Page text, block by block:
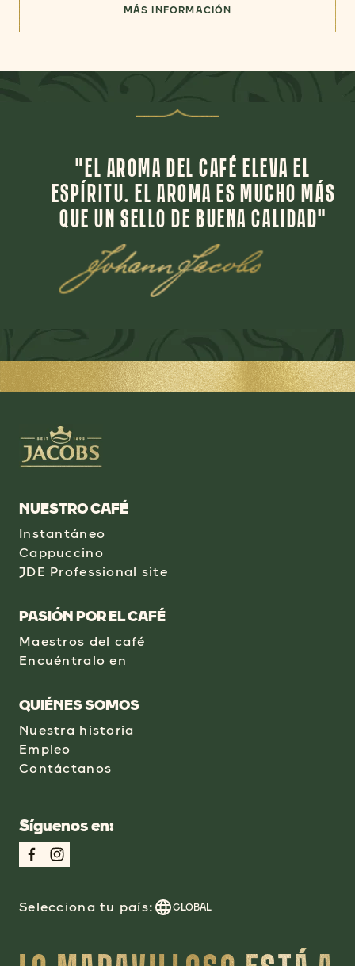
MÁS INFORMACIÓN
"EL AROMA DEL CAFÉ ELEVA EL
ESPÍRITU. EL AROMA ES MUCHO MÁS
QUE UN SELLO DE BUENA CALIDAD"
NUESTRO CAFÉ
Instantáneo
Cappuccino
JDE Professional site
PASIÓN POR EL CAFÉ
Maestros del café
Encuéntralo en
QUIÉNES SOMOS
Nuestra historia
Empleo
Contáctanos
Síguenos en:
Selecciona tu país: GLOBAL